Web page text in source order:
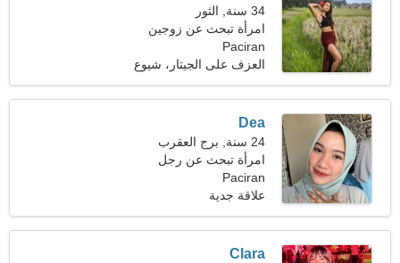
34 سنة, الثور
امرأة تبحث عن زوجين
Paciran
العزف على الجيتار، شيوع
Dea
24 سنة, برج العقرب
امرأة تبحث عن رجل
Paciran
علاقة جدية
Clara